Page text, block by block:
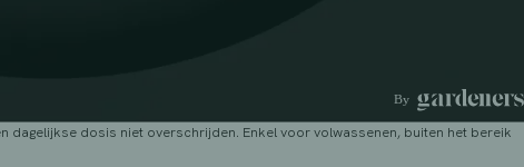
dagelijkse dosis niet overschrijden. Enkel voor volwassenen, buiten het bereik